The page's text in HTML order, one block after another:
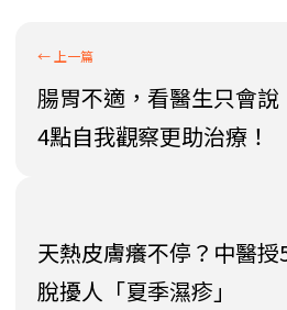
腸胃不適，看醫生只會說
4點自我觀察更助治療！
天熱皮膚癢不停？中醫
脫擾人「夏季濕疹」